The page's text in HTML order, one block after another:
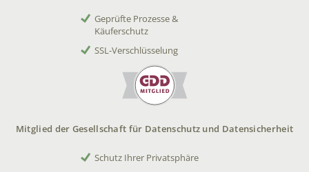
Geprüfte Prozesse &
Käuferschutz
SSL-Verschlüsselung
Mitglied der Gesellschaft für Datenschutz und Datensicherheit
Schutz Ihrer Privatsphäre